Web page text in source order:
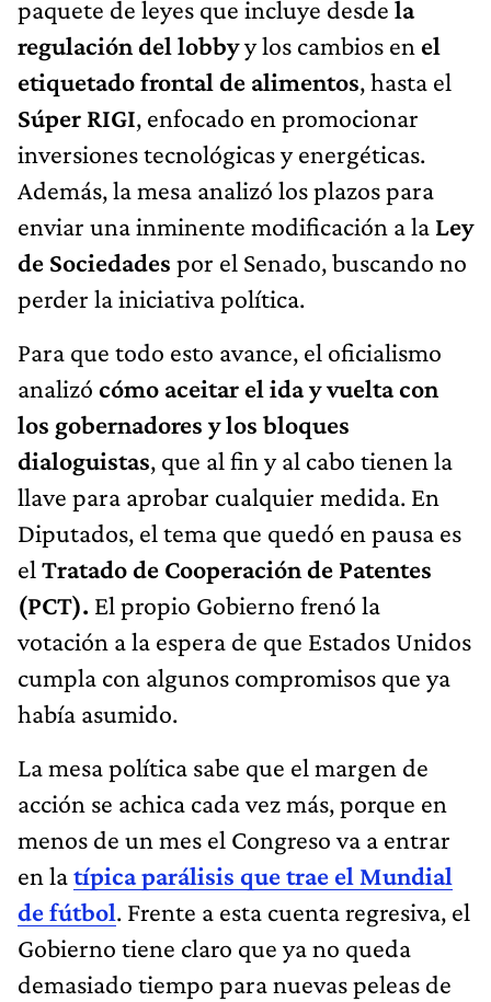
paquete de leyes que incluye desde la
regulación del lobbyy los cambios en el
etiquetado frontal de alimentos, hasta el
Súper RIGI, enfocado en promocionar
inversiones tecnológicas y energéticas.
Además, la mesa analizó los plazos para
enviar una inminente modificación a la Ley
de Sociedades por el Senado, buscando no
perder la iniciativa política.
Para que todo esto avance, el oficialismo
analizó cómo aceitar el ida y vuelta con
los gobernadores y los bloques
dialoguistas, que al fin y al cabo tienen la
llave para aprobar cualquier medida. En
Diputados, el tema que quedó en pausa es
el Tratado de Cooperación de Patentes
(PCT). El propio Gobierno frenó la
votación a la espera de que Estados Unidos
cumpla con algunos compromisos que ya
había asumido.
La mesa política sabe que el margen de
acción se achica cada vez más, porque en
menos de un mes el Congreso va a entrar
en latípica parálisis que trae el Mundial
de fútbol. Frente a esta cuenta regresiva, el
Gobierno tiene claro que ya no queda
demasiado tiempo para nuevas peleas de